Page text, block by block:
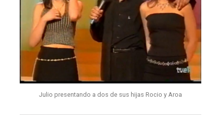
Julio presentando a dos de sus hijas Rocio y Aroa